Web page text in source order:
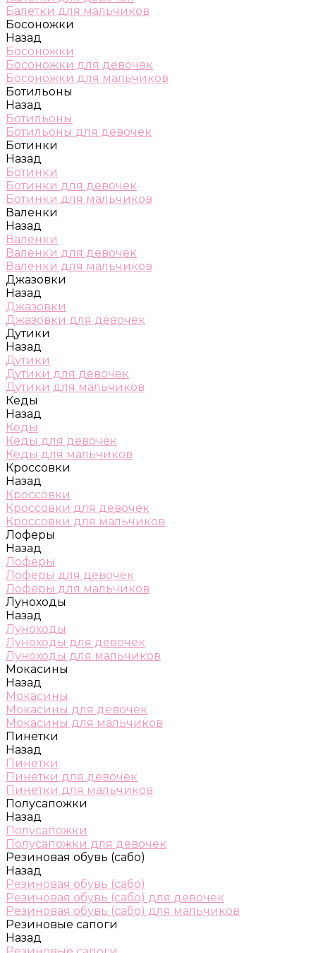
Балетки для мальчиков
Босоножки
Назад
Босоножки
Босоножки для девочек
Босоножки для мальчиков
Ботильоны
Назад
Ботильоны
Ботильоны для девочек
Ботинки
Назад
Ботинки
Ботинки для девочек
Ботинки для мальчиков
Валенки
Назад
Валенки
Валенки для девочек
Валенки для мальчиков
Джазовки
Назад
Джазовки
Джазовки для девочек
Дутики
Назад
Дутики
Дутики для девочек
Дутики для мальчиков
Кеды
Назад
Кеды
Кеды для девочек
Кеды для мальчиков
Кроссовки
Назад
Кроссовки
Кроссовки для девочек
Кроссовки для мальчиков
Лоферы
Назад
Лоферы
Лоферы для девочек
Лоферы для мальчиков
Луноходы
Назад
Луноходы
Луноходы для девочек
Луноходы для мальчиков
Мокасины
Назад
Мокасины
Мокасины для девочек
Мокасины для мальчиков
Пинетки
Назад
Пинетки
Пинетки для девочек
Пинетки для мальчиков
Полусапожки
Назад
Полусапожки
Полусапожки для девочек
Резиновая обувь (сабо)
Назад
Резиновая обувь (сабо)
Резиновая обувь (сабо) для девочек
Резиновая обувь (сабо) для мальчиков
Резиновые сапоги
Назад